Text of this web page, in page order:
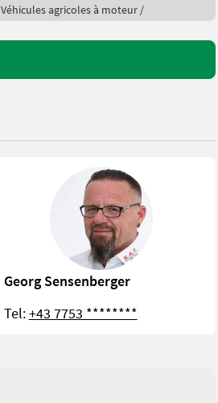
Véhicules agricoles à moteur /
Georg Sensenberger
Tel:+43 7753 ********